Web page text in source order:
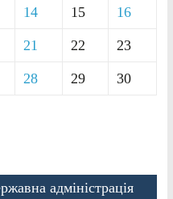
14 15 16
21 22 23
28 29 30
адміністрація